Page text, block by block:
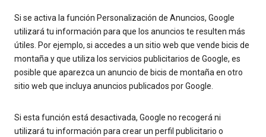
Si se activa la función Personalización de Anuncios, Google
utilizará tu información para que los anuncios te resulten más
útiles. Por ejemplo, si accedes a un sitio web que vende bicis de
montaña y que utiliza los servicios publicitarios de Google, es
posible que aparezca un anuncio de bicis de montaña en otro
sitio web que incluya anuncios publicados por Google.
Si esta función está desactivada, Google no recogerá ni
utilizará tu información para crear un perfil publicitario o